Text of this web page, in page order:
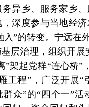
异乡、服务家乡
，深度参与当地经
入”的转变。宁远
层治理，组织开
”架起党群“连心桥”
工程”，广泛开展
群众”的“四个一”